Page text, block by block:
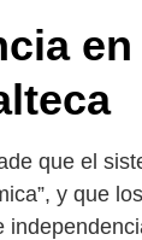
que el
y que